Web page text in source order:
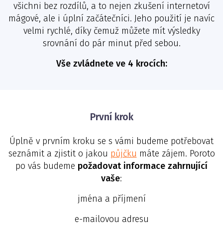
všichni bez rozdílů, a to nejen zkušení internetoví
mágové, ale i úplní začátečníci. Jeho použití je navíc
velmi rychlé, díky čemuž můžete mít výsledky
srovnání do pár minut před sebou.
Vše zvládnete ve 4 krocích:
První krok
Úplně v prvním kroku se s vámi budeme potřebovat
seznámit a zjistit o jakou půjčku máte zájem. Poroto
po vás budeme požadovat informace zahrnující
vaše:
jména a příjmení
e-mailovou adresu